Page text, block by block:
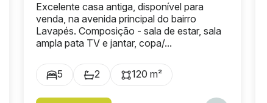
Excelente casa antiga, disponível para
venda, na avenida principal do bairro
Lavapés. Composição - sala de estar, sala
ampla pata TV e jantar, copa/...
5 2 120 m²